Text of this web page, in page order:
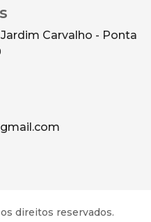
Carvalho - Ponta
direitos reservados.